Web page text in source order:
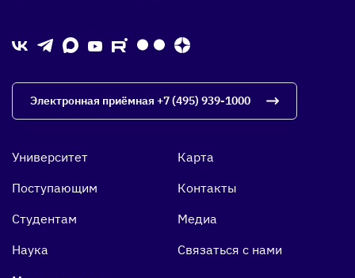
Электронная приёмная +7 (495) 939-1000
Университет
Поступающим
Студентам
Наука
Карта
Контакты
Медиа
Связаться с нами